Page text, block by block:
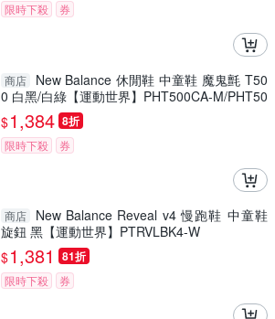
限時下殺
券
商店
New Balance 休閒鞋 中童鞋 魔鬼氈 T50
0 白黑/白綠【運動世界】PHT500CA-M/PHT50
0CC-M
$1,384 8折
限時下殺 券
商店
New Balance Reveal v4 慢跑鞋 中童鞋
旋鈕 黑【運動世界】PTRVLBK4-W
$1,381 81折
限時下殺 券